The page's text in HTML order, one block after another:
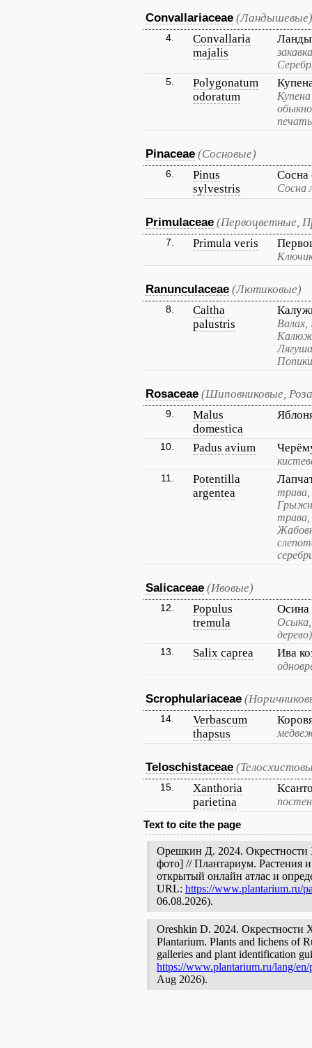
Convallariaceae (Ландышевые)
4.
Convallaria
majalis
5.
Polygonatum
odoratum
Pinaceae (Сосновые)
6.
Pinus
sylvestris
Сосна
Сосна
Primulaceae (Первоцветные,
7. Primula veris
Ranunculaceae (Лютиковые)
8.
Caltha
palustris
Валах,
Rosaceae (Шиповниковые,
9.
Malus
domestica
10. Padus avium
11.
Potentilla
argentea
трава,
Salicaceae (Ивовые)
12.
Populus
tremula
Осина
дерево)
13. Salix caprea Ива
Scrophulariaceae
14.
Verbascum
thapsus
Teloschistaceae
15.
Xanthoria
parietina
Text to cite the page
Орешкин Д. 2024. Окрестности
фото] // Плантариум. Растения
открытый онлайн атлас и
URL: https://www.plantarium.ru/
06.08.2026).
Oreshkin D. 2024. Окрестности
Plantarium. Plants and lichens of
galleries and plant identification
https://www.plantarium.ru/lang/
Aug 2026).